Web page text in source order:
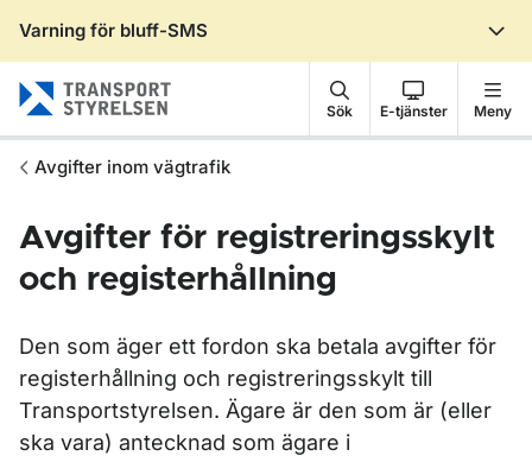
Varning för bluff-SMS
Sök E-tjänster Meny
Avgifter inom vägtrafik
Avgifter för registreringsskylt
och registerhållning
Den som äger ett fordon ska betala avgifter för
registerhållning och registreringsskylt till
Transportstyrelsen. Ägare är den som är (eller
ska vara) antecknad som ägare i